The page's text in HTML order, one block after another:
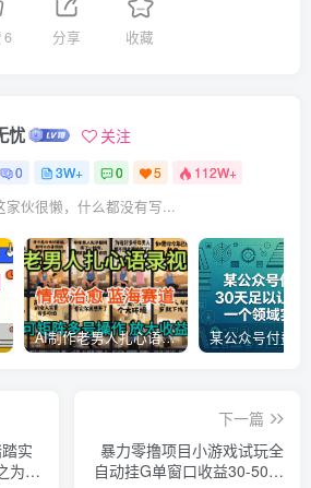
6 分享 收藏
忧 关注
0 3W+ 0 5 112W+
家伙很懒，什么都没有写...
【揭秘】 AI制作老男人扎心语录，5分钟一条，操作简单，流量非常大，保姆级教程
实
为强
下一篇
暴力零撸项目小游戏试玩全
自动挂G单窗口收益30-50＋